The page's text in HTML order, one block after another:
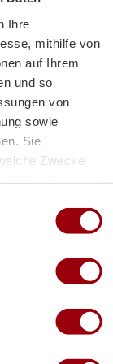
Ihre
mithilfe von
auf Ihrem
und so
von
sowie
Sie
Zwecke
Lage erfassen,
bestimmten
im